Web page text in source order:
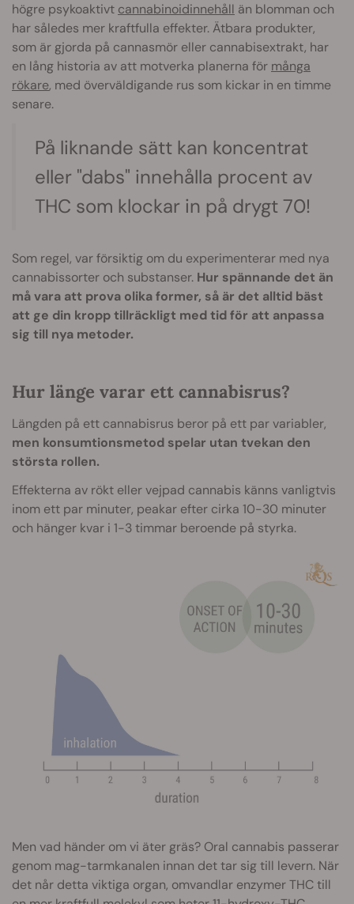
högre psykoaktivt cannabinoidinnehåll än blomman och
har således mer kraftfulla effekter. Ätbara produkter,
som är gjorda på cannasmör eller cannabisextrakt, har
en lång historia av att motverka planerna för många
rökare, med överväldigande rus som kickar in en timme
senare.
På liknande sätt kan koncentrat
eller "dabs" innehålla procent av
THC som klockar in på drygt 70!
Som regel, var försiktig om du experimenterar med nya
cannabissorter och substanser. Hur spännande det än
må vara att prova olika former, så är det alltid bäst
att ge din kropp tillräckligt med tid för att anpassa
sig till nya metoder.
Hur länge varar ett cannabisrus?
Längden på ett cannabisrus beror på ett par variabler,
men konsumtionsmetod spelar utan tvekan den
största rollen.
Effekterna av rökt eller vejpad cannabis känns vanligtvis
inom ett par minuter, peakar efter cirka 10-30 minuter
och hänger kvar i 1-3 timmar beroende på styrka.
Men vad händer om vi äter gräs? Oral cannabis passerar
genom mag-tarmkanalen innan det tar sig till levern. När
det når detta viktiga organ, omvandlar enzymer THC till